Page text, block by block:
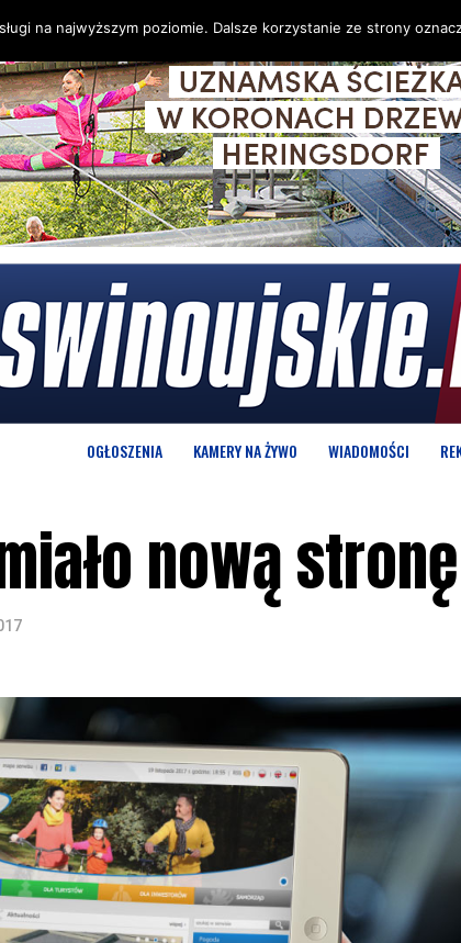
OGŁOSZENIA KAMERY NA ŻYWO WIADOMOŚCI
nową
na najwyższym poziomie. Dalsze korzystanie ze strony